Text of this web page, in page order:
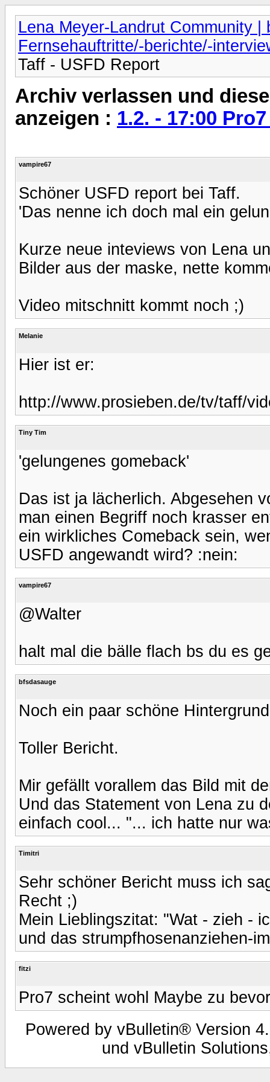
Lena Meyer-Landrut Community |
Fernsehauftritte/-berichte/-
Taff - USFD Report
Archiv verlassen und
anzeigen : 1.2. - 17:00
vampire67
Schöner USFD report bei Taff.
'Das nenne ich doch mal ein
Kurze neue inteviews von Lena
Bilder aus der maske, nette
Video mitschnitt kommt noch ;)
Melanie
Hier ist er:
http://www.prosieben.de/tv/taff/
Tiny Tim
'gelungenes gomeback'
Das ist ja lächerlich. Abgesehen
man einen Begriff noch krasser
ein wirkliches Comeback sein,
USFD angewandt wird? :nein:
vampire67
@Walter
halt mal die bälle flach bs du es
bfsdasauge
Noch ein paar schöne
Toller Bericht.
Mir gefällt vorallem das Bild mit
Und das Statement von Lena zu
einfach cool... "... ich hatte nur
Timitri
Sehr schöner Bericht muss ich
Recht ;)
Mein Lieblingszitat: "Wat - zieh -
und das strumpfhosenanziehen-
fitzi
Pro7 scheint wohl Maybe zu
Powered by vBulletin® Version
und vBulletin